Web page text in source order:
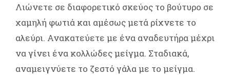
Λιώνετε σε διαφορετικό σκεύος το βούτυρο σε
χαμηλή φωτιά και αμέσως μετά ρίχνετε το
αλεύρι. Ανακατεύετε με ένα αναδευτήρα μέχρι
να γίνει ένα κολλώδες μείγμα. Σταδιακά,
αναμειγνύετε το ζεστό γάλα με το μείγμα.